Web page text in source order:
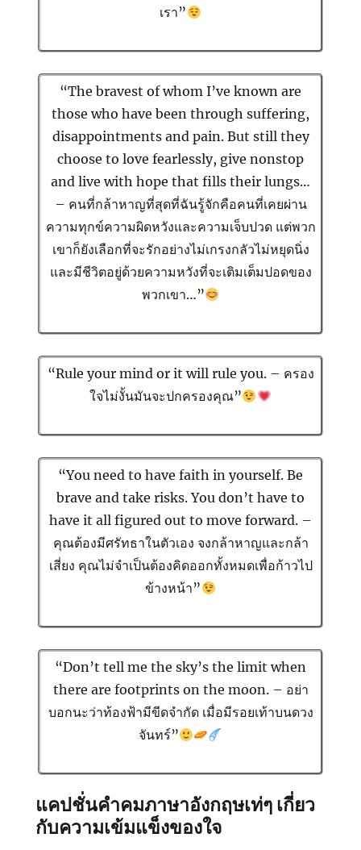
เรา”
“The bravest of whom I’ve known are
those who have been through suffering,
disappointments and pain. But still they
choose to love fearlessly, give nonstop
and live with hope that fills their lungs…
– คนที่กล้าหาญที่สุดที่ฉันรู้จักคือคนที่เคยผ่าน
ความทุกข์ความผิดหวังและความเจ็บปวด แต่พวก
เขาก็ยังเลือกที่จะรักอย่างไม่เกรงกลัวไม่หยุดนิ่ง
และมีชีวิตอยู่ด้วยความหวังที่จะเติมเต็มปอดของ
พวกเขา…”
“Rule your mind or it will rule you. – ครอง
ใจไม่งั้นมันจะปกครองคุณ”
“You need to have faith in yourself. Be
brave and take risks. You don’t have to
have it all figured out to move forward. –
คุณต้องมีศรัทธาในตัวเอง จงกล้าหาญและกล้า
เสี่ยง คุณไม่จำเป็นต้องคิดออกทั้งหมดเพื่อก้าวไป
ข้างหน้า”
“Don’t tell me the sky’s the limit when
there are footprints on the moon. – อย่า
บอกนะว่าท้องฟ้ามีขีดจำกัด เมื่อมีรอยเท้าบนดวง
จันทร์”
แคปชั่นคำคมภาษาอังกฤษเท่ๆ เกี่ยว
กับความเข้มแข็งของใจ